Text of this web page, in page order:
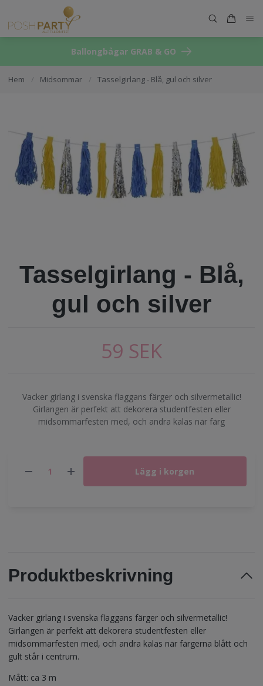
Ballongbågar GRAB & GO
Hem / Midsommar / Tasselgirlang - Blå, gul och silver
Tasselgirlang - Blå,
gul och silver
59 SEK
Vacker girlang i svenska flaggans färger och silvermetallic!
Girlangen är perfekt att dekorera studentfesten eller
midsommarfesten med, och andra kalas när färg
Lägg i korgen
Produktbeskrivning
Vacker girlang i svenska flaggans färger och silvermetallic!
Girlangen är perfekt att dekorera studentfesten eller
midsommarfesten med, och andra kalas när färgerna blått och
gult står i centrum.
Mått: ca 3 m